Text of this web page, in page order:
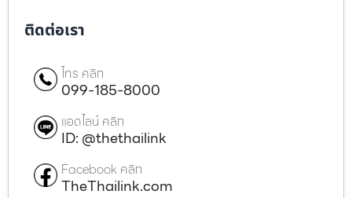
ติดต่อเรา
โทร คลิก
099-185-8000
แอดไลน์ คลิก
ID: @thethailink
Facebook คลิก
TheThailink.com